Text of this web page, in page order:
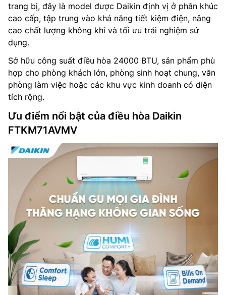
trang bị, đây là model được Daikin định vị ở phân khúc
cao cấp, tập trung vào khả năng tiết kiệm điện, nâng
cao chất lượng không khí và tối ưu trải nghiệm sử
dụng.
Sở hữu công suất điều hòa 24000 BTU, sản phẩm phù
hợp cho phòng khách lớn, phòng sinh hoạt chung, văn
phòng làm việc hoặc các khu vực kinh doanh có diện
tích rộng.
Ưu điểm nổi bật của điều hòa Daikin
FTKM71AVMV